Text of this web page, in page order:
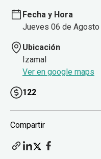
Fecha y Hora
Jueves 06 de Agosto
Ubicación
Izamal
Ver en google maps
122
Compartir